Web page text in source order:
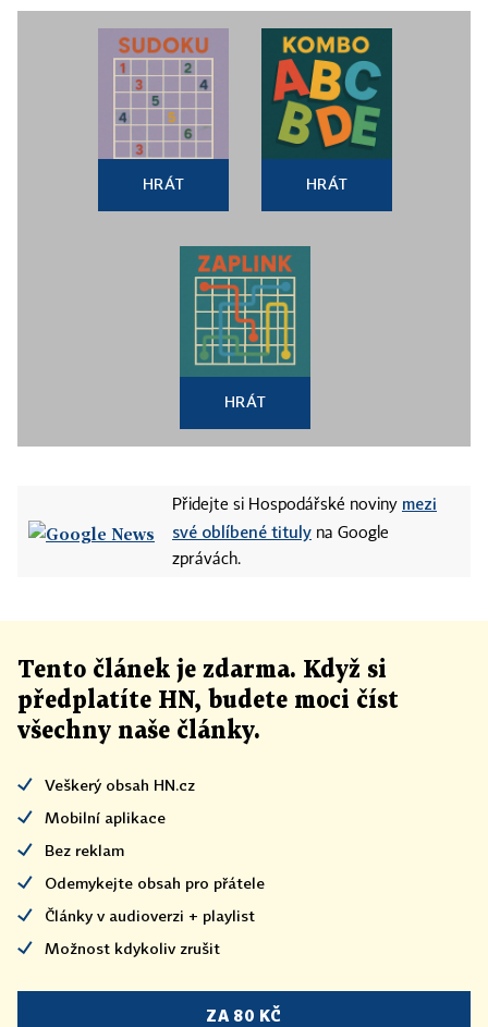
HRÁT HRÁT
HRÁT
Přidejte si Hospodářské noviny mezi
své oblíbené tituly na Google
zprávách.
Tento článek je zdarma. Když si
předplatíte HN, budete moci číst
všechny naše články.
Veškerý obsah HN.cz
Mobilní aplikace
Bez reklam
Odemykejte obsah pro přátele
Články v audioverzi + playlist
Možnost kdykoliv zrušit
ZA 80 KČ